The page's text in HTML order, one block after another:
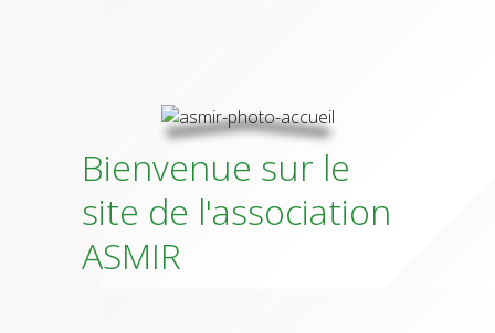
Bienvenue sur le
site de l'association
ASMIR